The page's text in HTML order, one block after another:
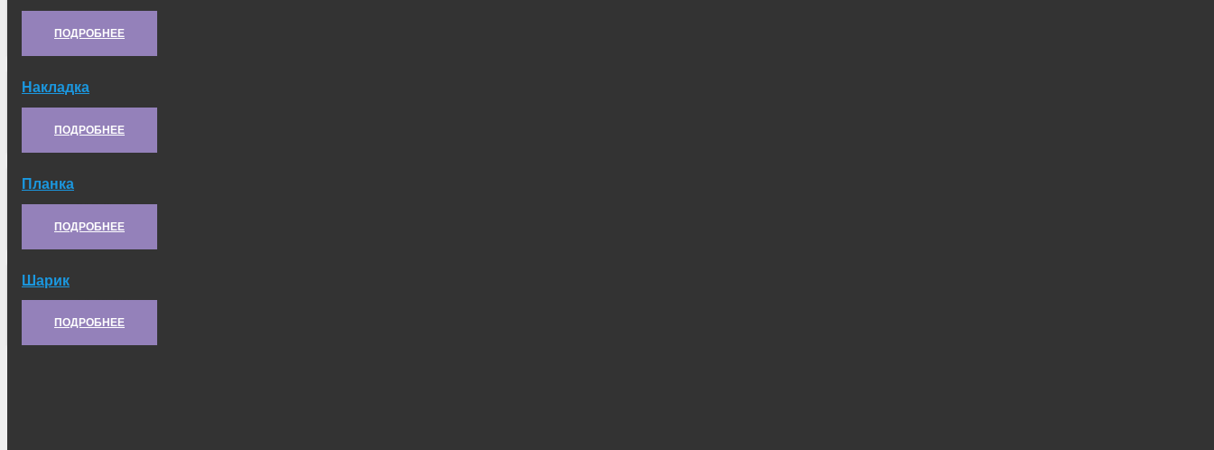
Артикул:21.10.169
ПОДРОБНЕЕ
Накладка
Артикул:6.24.116
ПОДРОБНЕЕ
Планка
Артикул:21С.27.107
ПОДРОБНЕЕ
Шарик
Артикул:10.03.301
ПОДРОБНЕЕ